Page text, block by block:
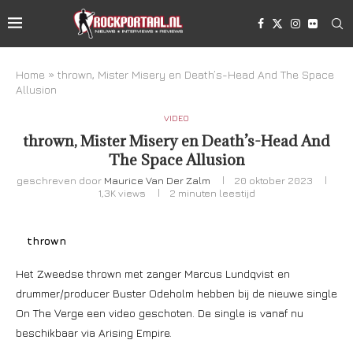
Home » thrown, Mister Misery en Death’s-Head And The Space
Allusion
VIDEO
thrown, Mister Misery en Death’s-Head And
The Space Allusion
geschreven door Maurice Van Der Zalm
20 oktober 2023
1,3K views 2 minuten leestijd
thrown
Het Zweedse thrown met zanger Marcus Lundqvist en
drummer/producer Buster Odeholm hebben bij de nieuwe single
On The Verge een video geschoten. De single is vanaf nu
beschikbaar via Arising Empire.